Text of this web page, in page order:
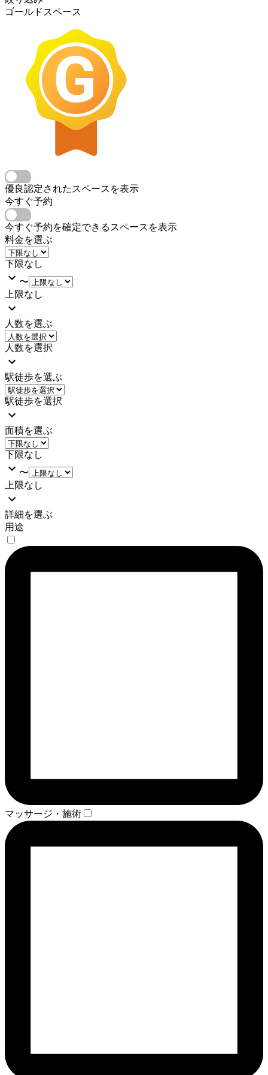
ゴールドスペース
優良認定されたスペースを表示
今すぐ予約
今すぐ予約を確定できるスペースを表示
料金を選ぶ
下限なし
〜
上限なし
人数を選ぶ
人数を選択
駅徒歩を選ぶ
駅徒歩を選択
面積を選ぶ
下限なし
〜
上限なし
詳細を選ぶ
用途
マッサージ・施術